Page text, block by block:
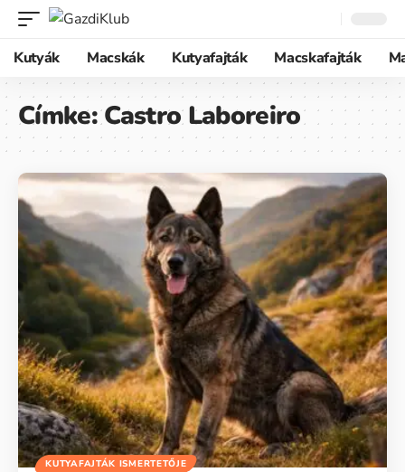
Kutyák Macskák Kutyafajták Macskafajták
Címke:Castro Laboreiro
KUTYAFAJTÁK ISMERTETŐJE